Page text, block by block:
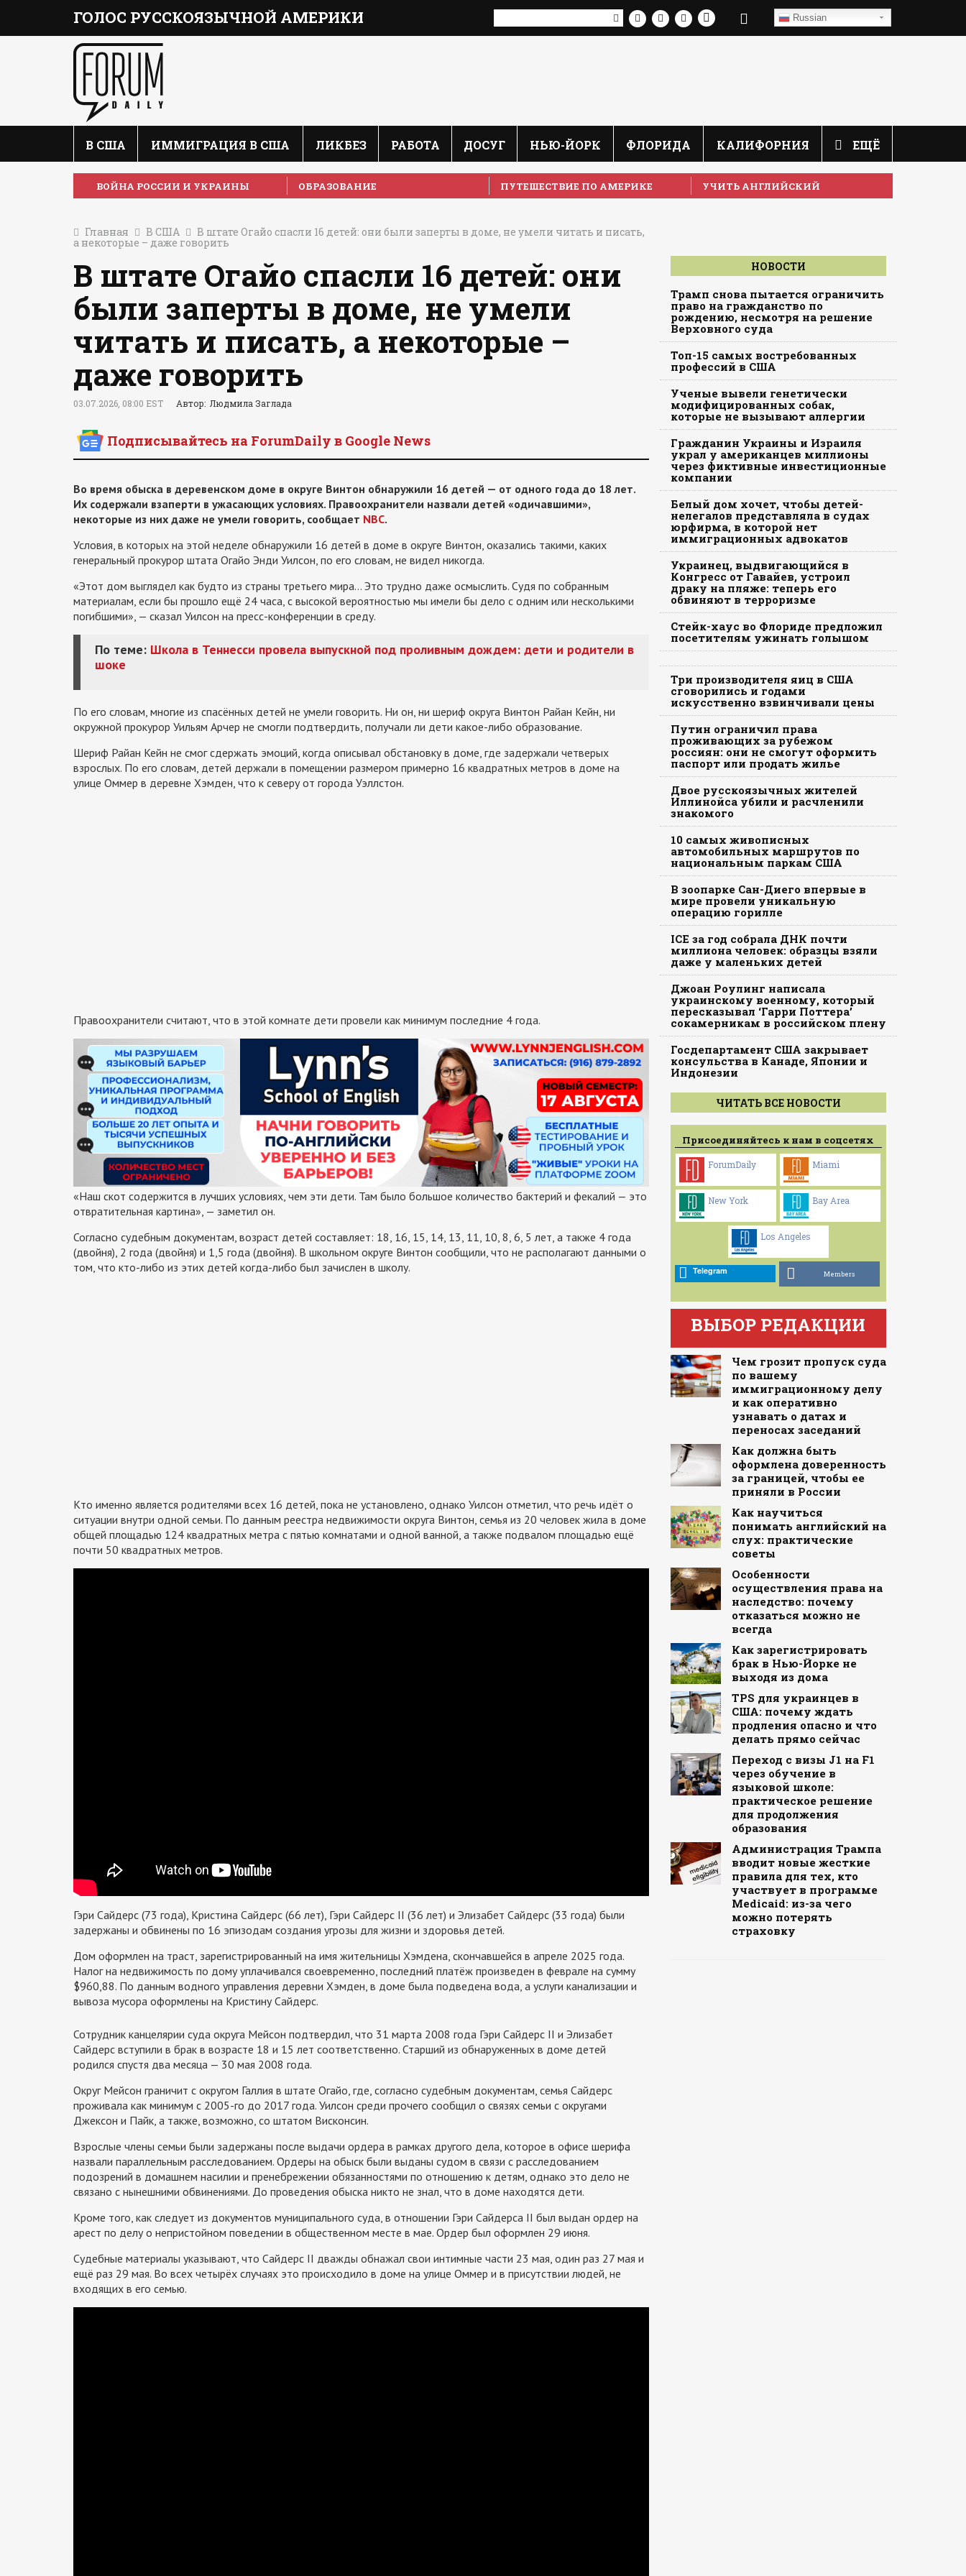
ГОЛОС РУССКОЯЗЫЧНОЙ АМЕРИКИ Russian
В США ИММИГРАЦИЯ В США ЛИКБЕЗ РАБОТА ДОСУГ НЬЮ-ЙОРК ФЛОРИДА КАЛИФОРНИЯ ЕЩЁ
ВОЙНА РОССИИ И УКРАИНЫ ОБРАЗОВАНИЕ ПУТЕШЕСТВИЕ ПО АМЕРИКЕ УЧИТЬ АНГЛИЙСКИЙ
Главная В США В штате Огайо спасли 16 детей: они были заперты в доме, не умели читать и писать,
а некоторые – даже говорить
В штате Огайо спасли 16 детей: они
были заперты в доме, не умели
читать и писать, а некоторые –
даже говорить
03.07.2026, 08:00 EST Автор: Людмила Заглада
Подписывайтесь на ForumDaily в Google News
Во время обыска в деревенском доме в округе Винтон обнаружили 16 детей — от одного года до 18 лет.
Их содержали взаперти в ужасающих условиях. Правоохранители назвали детей «одичавшими»,
некоторые из них даже не умели говорить, сообщает NBC.
Условия, в которых на этой неделе обнаружили 16 детей в доме в округе Винтон, оказались такими, каких
генеральный прокурор штата Огайо Энди Уилсон, по его словам, не видел никогда.
«Этот дом выглядел как будто из страны третьего мира… Это трудно даже осмыслить. Судя по собранным
материалам, если бы прошло ещё 24 часа, с высокой вероятностью мы имели бы дело с одним или несколькими
погибшими», — сказал Уилсон на пресс-конференции в среду.
По теме: Школа в Теннесси провела выпускной под проливным дождем: дети и родители в
шоке
По его словам, многие из спасённых детей не умели говорить. Ни он, ни шериф округа Винтон Райан Кейн, ни
окружной прокурор Уильям Арчер не смогли подтвердить, получали ли дети какое-либо образование.
Шериф Райан Кейн не смог сдержать эмоций, когда описывал обстановку в доме, где задержали четверых
взрослых. По его словам, детей держали в помещении размером примерно 16 квадратных метров в доме на
улице Оммер в деревне Хэмден, что к северу от города Уэллстон.
Правоохранители считают, что в этой комнате дети провели как минимум последние 4 года.
«Наш скот содержится в лучших условиях, чем эти дети. Там было большое количество бактерий и фекалий — это
отвратительная картина», — заметил он.
Согласно судебным документам, возраст детей составляет: 18, 16, 15, 14, 13, 11, 10, 8, 6, 5 лет, а также 4 года
(двойня), 2 года (двойня) и 1,5 года (двойня). В школьном округе Винтон сообщили, что не располагают данными о
том, что кто-либо из этих детей когда-либо был зачислен в школу.
Кто именно является родителями всех 16 детей, пока не установлено, однако Уилсон отметил, что речь идёт о
ситуации внутри одной семьи. По данным реестра недвижимости округа Винтон, семья из 20 человек жила в доме
общей площадью 124 квадратных метра с пятью комнатами и одной ванной, а также подвалом площадью ещё
почти 50 квадратных метров.
Гэри Сайдерс (73 года), Кристина Сайдерс (66 лет), Гэри Сайдерс II (36 лет) и Элизабет Сайдерс (33 года) были
задержаны и обвинены по 16 эпизодам создания угрозы для жизни и здоровья детей.
Дом оформлен на траст, зарегистрированный на имя жительницы Хэмдена, скончавшейся в апреле 2025 года.
Налог на недвижимость по дому уплачивался своевременно, последний платёж произведен в феврале на сумму
$960,88. По данным водного управления деревни Хэмден, в доме была подведена вода, а услуги канализации и
вывоза мусора оформлены на Кристину Сайдерс.
Сотрудник канцелярии суда округа Мейсон подтвердил, что 31 марта 2008 года Гэри Сайдерс II и Элизабет
Сайдерс вступили в брак в возрасте 18 и 15 лет соответственно. Старший из обнаруженных в доме детей
родился спустя два месяца — 30 мая 2008 года.
Округ Мейсон граничит с округом Галлия в штате Огайо, где, согласно судебным документам, семья Сайдерс
проживала как минимум с 2005-го до 2017 года. Уилсон среди прочего сообщил о связях семьи с округами
Джексон и Пайк, а также, возможно, со штатом Висконсин.
Взрослые члены семьи были задержаны после выдачи ордера в рамках другого дела, которое в офисе шерифа
назвали параллельным расследованием. Ордеры на обыск были выданы судом в связи с расследованием
подозрений в домашнем насилии и пренебрежении обязанностями по отношению к детям, однако это дело не
связано с нынешними обвинениями. До проведения обыска никто не знал, что в доме находятся дети.
Кроме того, как следует из документов муниципального суда, в отношении Гэри Сайдерса II был выдан ордер на
арест по делу о непристойном поведении в общественном месте в мае. Ордер был оформлен 29 июня.
Судебные материалы указывают, что Сайдерс II дважды обнажал свои интимные части 23 мая, один раз 27 мая и
ещё раз 29 мая. Во всех четырёх случаях это происходило в доме на улице Оммер и в присутствии людей, не
входящих в его семью.
НОВОСТИ
Трамп снова пытается ограничить
право на гражданство по
рождению, несмотря на решение
Верховного суда
Топ-15 самых востребованных
профессий в США
Ученые вывели генетически
модифицированных собак,
которые не вызывают аллергии
Гражданин Украины и Израиля
украл у американцев миллионы
через фиктивные инвестиционные
компании
Белый дом хочет, чтобы детей-
нелегалов представляла в судах
юрфирма, в которой нет
иммиграционных адвокатов
Украинец, выдвигающийся в
Конгресс от Гавайев, устроил
драку на пляже: теперь его
обвиняют в терроризме
Стейк-хаус во Флориде предложил
посетителям ужинать голышом
Три производителя яиц в США
сговорились и годами
искусственно взвинчивали цены
Путин ограничил права
проживающих за рубежом
россиян: они не смогут оформить
паспорт или продать жилье
Двое русскоязычных жителей
Иллинойса убили и расчленили
знакомого
10 самых живописных
автомобильных маршрутов по
национальным паркам США
В зоопарке Сан-Диего впервые в
мире провели уникальную
операцию горилле
ICE за год собрала ДНК почти
миллиона человек: образцы взяли
даже у маленьких детей
Джоан Роулинг написала
украинскому военному, который
пересказывал ‘Гарри Поттера’
сокамерникам в российском плену
Госдепартамент США закрывает
консульства в Канаде, Японии и
Индонезии
ЧИТАТЬ ВСЕ НОВОСТИ
Присоединяйтесь к нам в соцсетях
ForumDaily Miami
New York Bay Area
Los Angeles
Telegram Members
ВЫБОР РЕДАКЦИИ
Чем грозит пропуск суда
по вашему
иммиграционному делу
и как оперативно
узнавать о датах и
переносах заседаний
Как должна быть
оформлена доверенность
за границей, чтобы ее
приняли в России
Как научиться
понимать английский на
слух: практические
советы
Особенности
осуществления права на
наследство: почему
отказаться можно не
всегда
Как зарегистрировать
брак в Нью-Йорке не
выходя из дома
TPS для украинцев в
США: почему ждать
продления опасно и что
делать прямо сейчас
Переход с визы J1 на F1
через обучение в
языковой школе:
практическое решение
для продолжения
образования
Администрация Трампа
вводит новые жесткие
правила для тех, кто
участвует в программе
Medicaid: из-за чего
можно потерять
страховку